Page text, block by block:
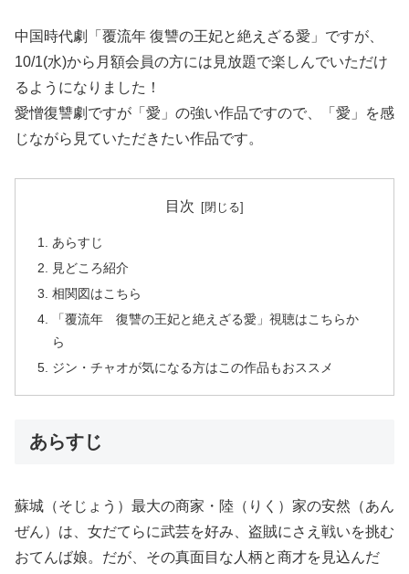
中国時代劇「覆流年 復讐の王妃と絶えざる愛」ですが、
10/1(水)から月額会員の方には見放題で楽しんでいただけ
るようになりました！
愛憎復讐劇ですが「愛」の強い作品ですので、「愛」を感
じながら見ていただきたい作品です。
目次
あらすじ
見どころ紹介
相関図はこちら
「覆流年 復讐の王妃と絶えざる愛」視聴はこちらか
ら
ジン・チャオが気になる方はこの作品もおススメ
あらすじ
蘇城（そじょう）最大の商家・陸（りく）家の安然（あん
ぜん）は、女だてらに武芸を好み、盗賊にさえ戦いを挑む
おてんば娘。だが、その真面目な人柄と商才を見込んだ